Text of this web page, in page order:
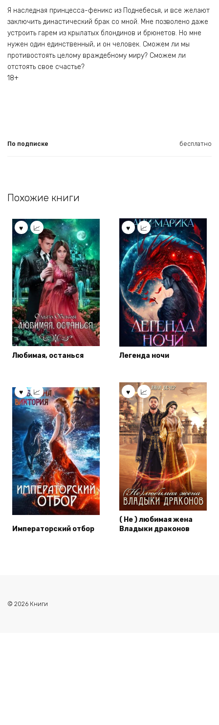
Я наследная принцесса-феникс из Поднебесья, и все желают
заключить династический брак со мной. Мне позволено даже
устроить гарем из крылатых блондинов и брюнетов. Но мне
нужен один единственный, и он человек. Сможем ли мы
противостоять целому враждебному миру? Сможем ли
отстоять свое счастье?
18+
По подписке бесплатно
Похожие книги
Любимая, останься Легенда ночи
Императорский отбор
( Не ) любимая жена
Владыки драконов
© 2026 Книги